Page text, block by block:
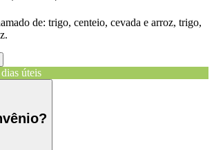
de: trigo, centeio, cevada e arroz, trigo,
úteis